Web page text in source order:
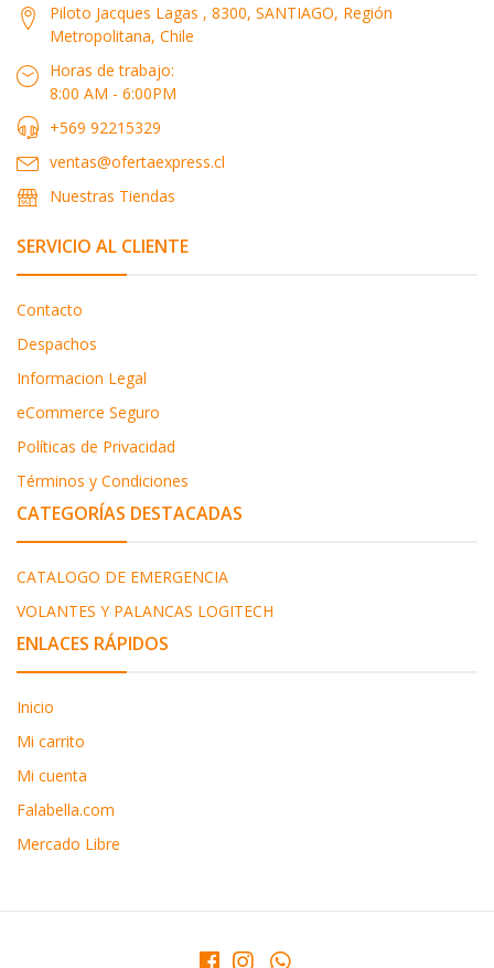
Piloto Jacques Lagas , 8300, SANTIAGO, Región
Metropolitana, Chile
Horas de trabajo:
8:00 AM - 6:00PM
+569 92215329
ventas@ofertaexpress.cl
Nuestras Tiendas
SERVICIO AL CLIENTE
Contacto
Despachos
Informacion Legal
eCommerce Seguro
Políticas de Privacidad
Términos y Condiciones
CATEGORÍAS DESTACADAS
CATALOGO DE EMERGENCIA
VOLANTES Y PALANCAS LOGITECH
ENLACES RÁPIDOS
Inicio
Mi carrito
Mi cuenta
Falabella.com
Mercado Libre